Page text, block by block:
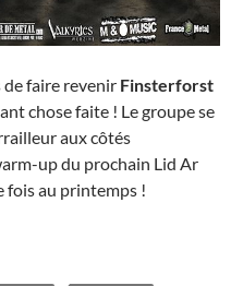
faire revenir Finsterforst
chose faite ! Le groupe se
aux côtés
up du prochain Lid Ar
fois au printemps !
Ar Morrigan 2019